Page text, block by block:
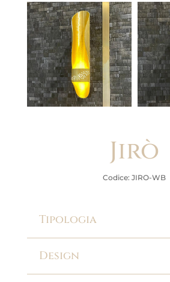
Jirò
Codice: JIRO-WB
Tipologia
Design